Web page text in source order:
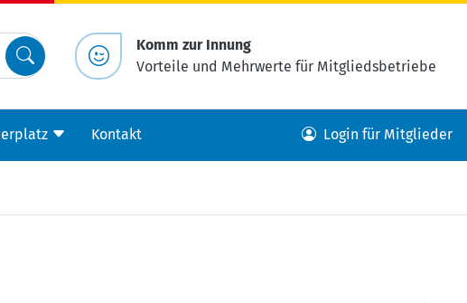
Komm zur Innung
Vorteile und Mehrwerte für Mitgliedsbetriebe
Kontakt Login für Mitglieder